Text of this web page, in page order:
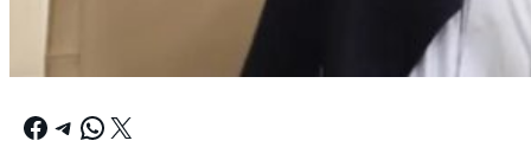
Facebook Telegram WhatsApp X